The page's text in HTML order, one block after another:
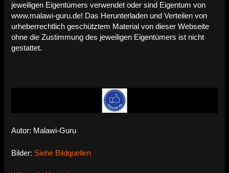
jeweiligen Eigentümers verwendet oder sind Eigentum von
www.malawi-guru.de! Das Herunterladen und Verteilen von
urheberrechtlich geschütztem Material von dieser Webseite
ohne die Zustimmung des jeweiligen Eigentümers ist nicht
gestattet.
Autor: Malawi-Guru
Bilder: Siehe Bildquellen